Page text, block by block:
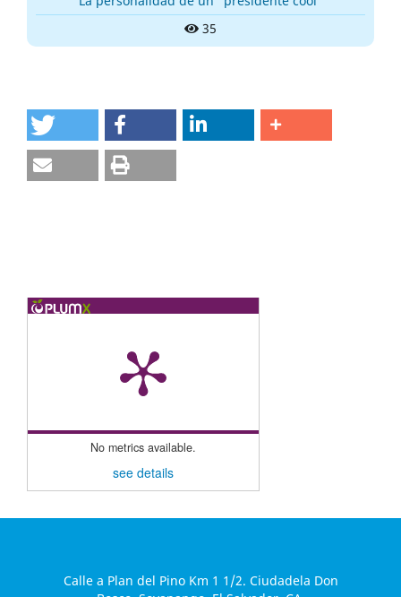
35
No metrics available.
see details
Calle a Plan del Pino Km 1 1/2. Ciudadela Don